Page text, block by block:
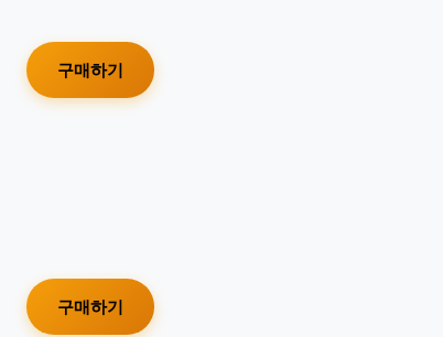
구매하기
구매하기